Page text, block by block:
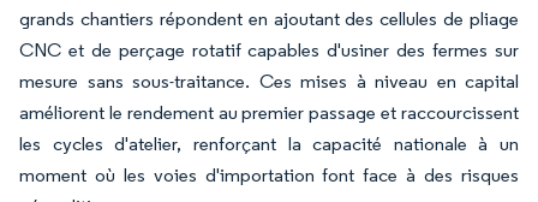
grands chantiers répondent en ajoutant des cellules de pliage
CNC et de perçage rotatif capables d'usiner des fermes sur
mesure sans sous-traitance. Ces mises à niveau en capital
améliorent le rendement au premier passage et raccourcissent
les cycles d'atelier, renforçant la capacité nationale à un
moment où les voies d'importation font face à des risques